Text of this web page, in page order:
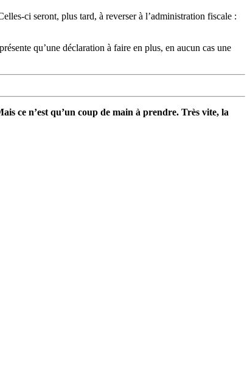
ci seront, plus tard, à reverser à l’administration fiscale :
qu’une déclaration à faire en plus, en aucun cas une
ce n’est qu’un coup de main à prendre. Très vite, la